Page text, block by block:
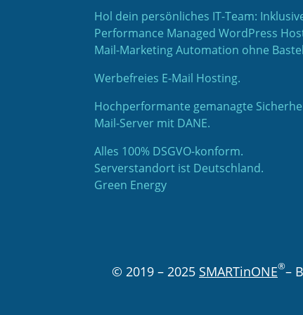
Hol dein persönliches IT-Team:
Performance Managed WordPress
Mail-Marketing Automation ohne
Werbefreies E-Mail Hosting.
Hochperformante gemanagte
Mail-Server mit DANE.
Alles 100% DSGVO-konform.
Serverstandort ist Deutschland.
Green Energy
© 2019 – 2025 SMARTinONE®–